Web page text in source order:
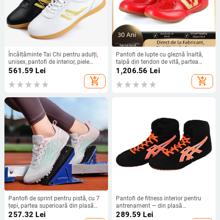
Încălțăminte Tai Chi pentru adulți,
unisex, pantofi de interior, piele
naturală, talpă antiderapantă
561.59 Lei
add_shopping_cart
Pantofi de lupte cu gleznă înaltă,
talpă din tendon de vită, partea
superioară din PU artificial,
tehnologie de amortizare cu adeziv,
talpă plată
1,206.56 Lei
add_shopping_cart
Pantofi de sprint pentru pistă, cu 7
țepi, partea superioară din plasă
respirabilă, ușori, talpă din cauciuc
257.32 Lei
Pantofi de fitness interior pentru
antrenament — din plasă
respirabilă, înălțime medie a
289.59 Lei